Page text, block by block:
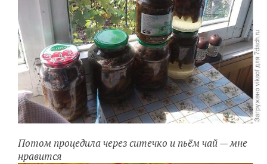
Потом процедила через ситечко и пьём чай — мне
нравится